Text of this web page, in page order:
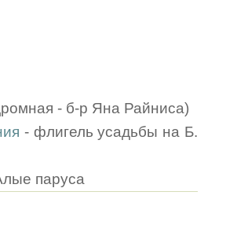
- б-р Яна Райниса)
- флигель усадьбы на Б.
паруса